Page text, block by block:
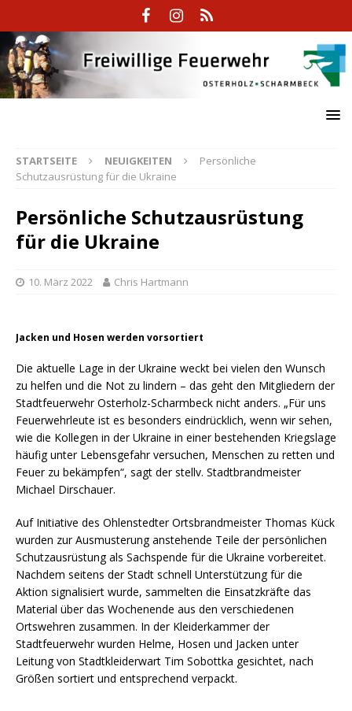
STARTSEITE NEUIGKEITEN
Persönliche
Schutzausrüstung für die Ukraine
Persönliche Schutzausrüstung
für die Ukraine
10. März 2022 Chris Hartmann
Jacken und Hosen werden vorsortiert
Die aktuelle Lage in der Ukraine weckt bei vielen den Wunsch
zu helfen und die Not zu lindern – das geht den Mitgliedern der
Stadtfeuerwehr Osterholz-Scharmbeck nicht anders. „Für uns
Feuerwehrleute ist es besonders eindrücklich, wenn wir sehen,
wie die Kollegen in der Ukraine in einer bestehenden Kriegslage
häufig unter Lebensgefahr versuchen, Menschen zu retten und
Feuer zu bekämpfen“, sagt der stellv. Stadtbrandmeister
Michael Dirschauer.
Auf Initiative des Ohlenstedter Ortsbrandmeister Thomas Kück
wurden zur Ausmusterung anstehende Teile der persönlichen
Schutzausrüstung als Sachspende für die Ukraine vorbereitet.
Nachdem seitens der Stadt schnell Unterstützung für die
Aktion signalisiert wurde, sammelten die Einsatzkräfte das
Material über das Wochenende aus den verschiedenen
Ortswehren zusammen. In der Kleiderkammer der
Stadtfeuerwehr wurden Helme, Hosen und Jacken unter
Leitung von Stadtkleiderwart Tim Sobottka gesichtet, nach
Größen sortiert und entsprechend verpackt.